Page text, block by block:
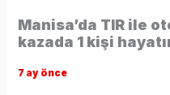
Manisa’da TIR ile
kazada 1 kişi
7 ay önce